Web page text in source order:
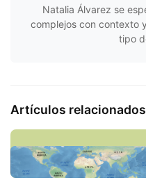
Natalia Álvarez se
complejos con contexto
tipo
Artículos relacionados